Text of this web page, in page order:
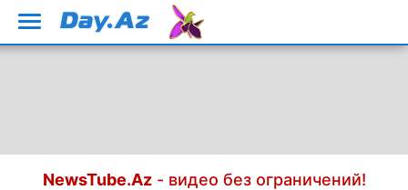
NewsTube.Az- видео без ограничений!